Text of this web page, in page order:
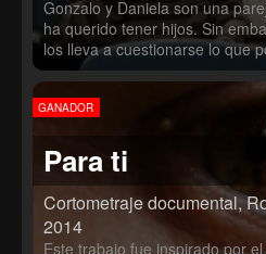
Gonzalo y Daniela son una
ha querido tener hijos. Sin
los lleva a cuestionarse lo que
ser niños, para criar uno.
GANADOR
Para ti
Cortometraje documental,
2014
Este trabajo fue inspirado por